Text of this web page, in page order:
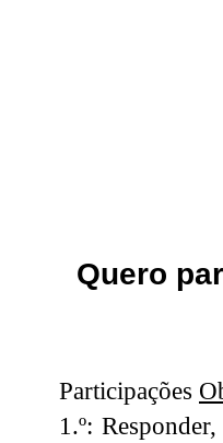
Quero
Participações
1.º: Responder,